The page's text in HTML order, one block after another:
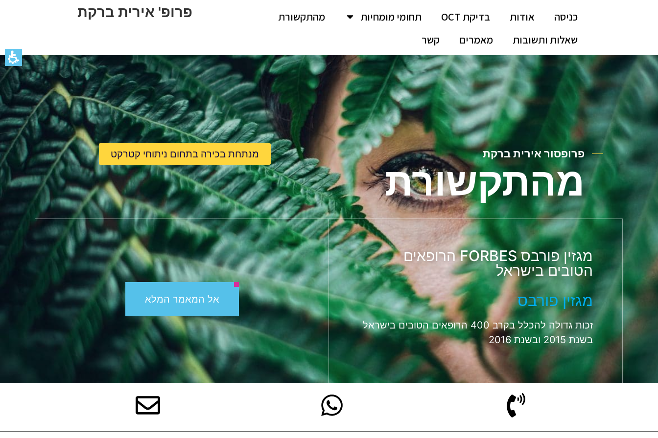
כניסה אודות בדיקת OCT תחומי מומחיות
מהתקשורת
שאלות ותשובות
מאמרים קשר
פרופ' אירית ברקת
פרופסור אירית ברקת
מהתקשורת
מנתחת בכירה בתחום ניתוחי קטרקט
מגזין פורבס FORBES הרופאים
הטובים בישראל
מגזין פורבס
זכות גדולה להכלל בקרב 400 הרופאים הטובים בישראל
בשנת 2015 ובשנת 2016
אל המאמר המלא